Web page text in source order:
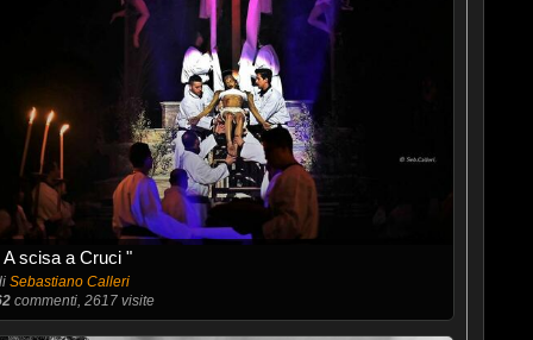
A scisa a Cruci "
Sebastiano Calleri
commenti, 2617 visite